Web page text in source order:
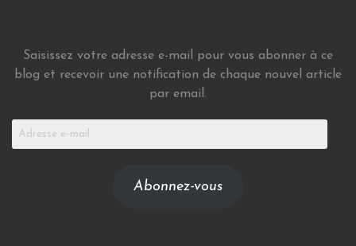
Saisissez votre adresse e-mail pour vous abonner à ce
blog et recevoir une notification de chaque nouvel article
par email.
Adresse
Abonnez-vous